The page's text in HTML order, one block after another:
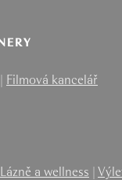
| Filmová kancelář
Lázně a wellness |